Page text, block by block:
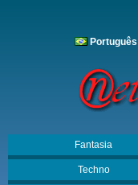
Português
Fantasia
Techno